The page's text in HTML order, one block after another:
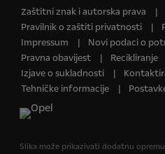
Zaštitni znak i autorska prava
Pravilnik o zaštiti privatnosti
Impressum
Novi podaci o
Pravna obavijest
Recikliranje
Izjave o sukladnosti
Tehničke informacije
Slika može prikazivati dodatnu